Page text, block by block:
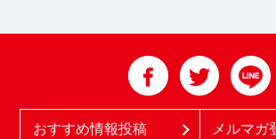
おすすめ情報投稿 メルマガ